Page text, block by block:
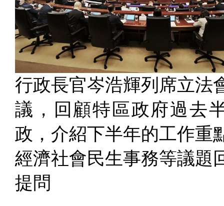
行政長官岑浩輝列席立法
議，回顧特區政府過去
政，介紹下半年的工作重
經濟社會民生事務等議題
提問